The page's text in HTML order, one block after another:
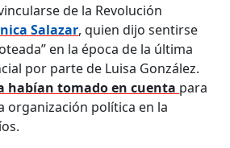
de la Revolución
Salazar, quien dijo sentirse
en la época de la última
por parte de Luisa González.
habían tomado en cuenta para
organización política en la